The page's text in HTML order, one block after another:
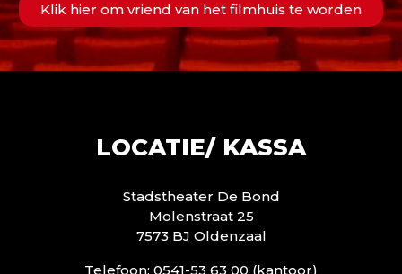
Klik hier om vriend van het filmhuis te worden
LOCATIE/ KASSA
Stadstheater De Bond
Molenstraat 25
7573 BJ Oldenzaal
Telefoon: 0541-53 63 00 (kantoor)